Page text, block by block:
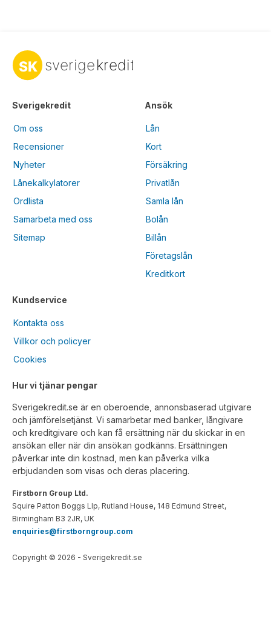
Sverigekredit
Om oss
Recensioner
Nyheter
Lånekalkylatorer
Ordlista
Samarbeta med oss
Sitemap
Kundservice
Kontakta oss
Villkor och policyer
Cookies
Ansök
Lån
Kort
Försäkring
Privatlån
Samla lån
Bolån
Billån
Företagslån
Kreditkort
Hur vi tjänar pengar
Sverigekredit.se är en oberoende, annonsbaserad utgivare
och jämförelsetjänst. Vi samarbetar med banker, långivare
och kreditgivare och kan få ersättning när du skickar in en
ansökan eller när din ansökan godkänns. Ersättningen
påverkar inte din kostnad, men kan påverka vilka
erbjudanden som visas och deras placering.
Firstborn Group Ltd.
Squire Patton Boggs Llp, Rutland House, 148 Edmund Street,
Birmingham B3 2JR, UK
enquiries@firstborngroup.com
Copyright © 2026 - Sverigekredit.se